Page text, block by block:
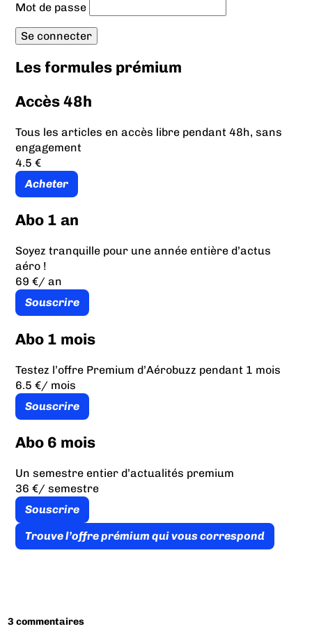
Mot de passe
Les formules prémium
Accès 48h
Tous les articles en accès libre pendant 48h, sans
engagement
4.5 €
Acheter
Abo 1 an
Soyez tranquille pour une année entière d’actus
aéro !
69 €/ an
Souscrire
Abo 1 mois
Testez l’offre Premium d’Aérobuzz pendant 1 mois
6.5 €/ mois
Souscrire
Abo 6 mois
Un semestre entier d’actualités premium
36 €/ semestre
Souscrire
Trouve l’offre prémium qui vous correspond
3 commentaires